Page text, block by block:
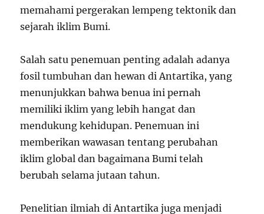
memahami pergerakan lempeng tektonik dan
sejarah iklim Bumi.
Salah satu penemuan penting adalah adanya
fosil tumbuhan dan hewan di Antartika, yang
menunjukkan bahwa benua ini pernah
memiliki iklim yang lebih hangat dan
mendukung kehidupan. Penemuan ini
memberikan wawasan tentang perubahan
iklim global dan bagaimana Bumi telah
berubah selama jutaan tahun.
Penelitian ilmiah di Antartika juga menjadi